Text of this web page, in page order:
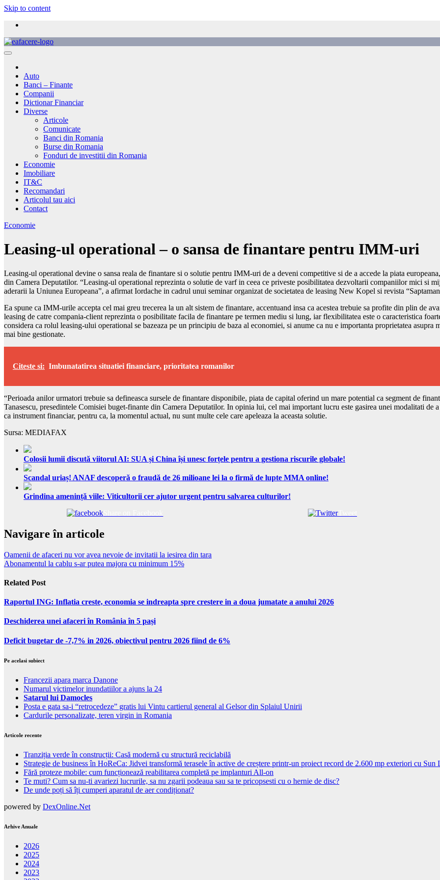
Skip to content
Auto
Banci – Finante
Companii
Dictionar Financiar
Diverse
Articole
Comunicate
Banci din Romania
Burse din Romania
Fonduri de investitii din Romania
Economie
Imobiliare
IT&C
Recomandari
Articolul tau aici
Contact
Economie
Leasing-ul operational – o sansa de finantare pentru IMM-uri
Leasing-ul operational devine o sansa reala de finantare si o solutie pentru IMM-uri de a deveni competitive si de a accede la piata
din Camera Deputatilor. “Leasing-ul operational reprezinta o solutie de varf in ceea ce priveste posibilitatea dezvoltarii companiilor mici si
aderarii la Uniunea Europeana”, a afirmat Iordache in cadrul unui seminar organizat de societatea de leasing New Kopel si revista
Ea spune ca IMM-urile accepta cel mai greu trecerea la un alt sistem de finantare, accentuand insa ca acestea trebuie sa profite din plin de
leasing de catre compania-client reprezinta o posibilitate facila de finantare pe termen mediu si lung, iar flexibilitatea este o caracteristica
considera ca rolul leasing-ului operational se bazeaza pe un principiu de baza al economiei, si anume ca nu e importanta proprietatea
mai bine gestionate.
Citeste si: Imbunatatirea situatiei financiare, prioritatea romanilor
“Perioada anilor urmatori trebuie sa defineasca sursele de finantare disponibile, piata de capital oferind un mare potential ca segment de
Tanasescu, presedintele Comisiei buget-finante din Camera Deputatilor. In opinia lui, cel mai important lucru este gasirea unei modalitati de
ca instrument financiar, pentru ca, la momentul actual, nu sunt multe cele care apeleaza la aceasta solutie.
Sursa: MEDIAFAX
Colosii lumii discută viitorul AI: SUA și China își unesc forțele pentru a gestiona riscurile globale!
Scandal uriaș! ANAF descoperă o fraudă de 26 milioane lei la o firmă de lupte MMA online!
Grindina amenință viile: Viticultorii cer ajutor urgent pentru salvarea culturilor!
Tweet
Navigare în articole
Oamenii de afaceri nu vor avea nevoie de invitatii la iesirea din tara
Abonamentul la cablu s-ar putea majora cu minimum 15%
Related Post
Raportul ING: Inflatia creste, economia se indreapta spre crestere in a doua jumatate a anului 2026
Deschiderea unei afaceri în România în 5 pași
Deficit bugetar de -7,7% in 2026, obiectivul pentru 2026 fiind de 6%
Pe acelasi subiect
Francezii apara marca Danone
Numarul victimelor inundatiilor a ajuns la 24
Satarul lui Damocles
Posta e gata sa-i “retrocedeze” gratis lui Vintu cartierul general al Gelsor din Splaiul Unirii
Cardurile personalizate, teren virgin in Romania
Articole recente
Tranziția verde în construcții: Casă modernă cu structură reciclabilă
Strategie de business în HoReCa: Jidvei transformă terasele în active de creștere printr-un proiect record de 2.600 mp exteriori cu Sun
Fără proteze mobile: cum funcționează reabilitarea completă pe implanturi All-on
Te muti? Cum sa nu-ti avariezi lucrurile, sa nu zgarii podeaua sau sa te pricopsesti cu o hernie de disc?
De unde poți să îți cumperi aparatul de aer condiționat?
powered by DexOnline.Net
Arhive Anuale
2026
2025
2024
2023